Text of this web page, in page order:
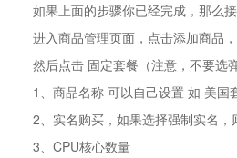
如果上面的步骤你已经完成，那么
进入商品管理页面，点击添加商品
然后点击 固定套餐（注意，不要选
1、商品名称 可以自己设置 如 美
2、实名购买，如果选择强制实名
3、CPU核心数量